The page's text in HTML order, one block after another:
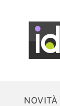
NOVITÀ